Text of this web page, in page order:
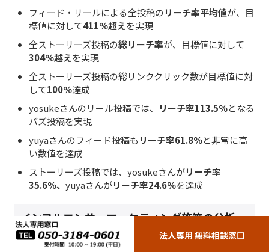
フィード・リールによる全投稿のリーチ率平均値が、目
標値に対して411％超えを実現
全ストーリーズ投稿の総リーチ率が、目標値に対して
304％越えを実現
全ストーリーズ投稿の総リンククリック数が目標値に対
して100％達成
yosukeさんのリール投稿では、
リーチ率113.5％となる
バズ投稿を実現
yuyaさんのフィード投稿も リーチ率61.8％と非常に高
い数値を達成
ストーリーズ投稿では、yosukeさんがリーチ率
35.6％、 yuyaさんがリーチ率24.6％を達成
インフルエンサーマーケティング施策の分析
今回のインフルエンサーマーケティングでは、特にyosuke
法人専用 無料相談窓口